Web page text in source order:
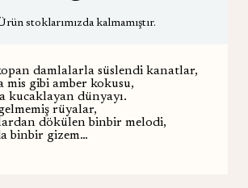
stoklarımızda kalmamıştır.
damlalarla süslendi kanatlar,
mis gibi amber kokusu,
kucaklayan dünyayı.
rüyalar,
dökülen binbir melodi,
binbir gizem…